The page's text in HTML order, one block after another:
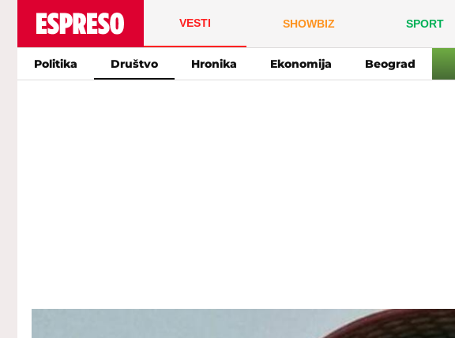
VESTI SHOWBIZ SPORT
Politika Društvo Hronika Ekonomija Beograd